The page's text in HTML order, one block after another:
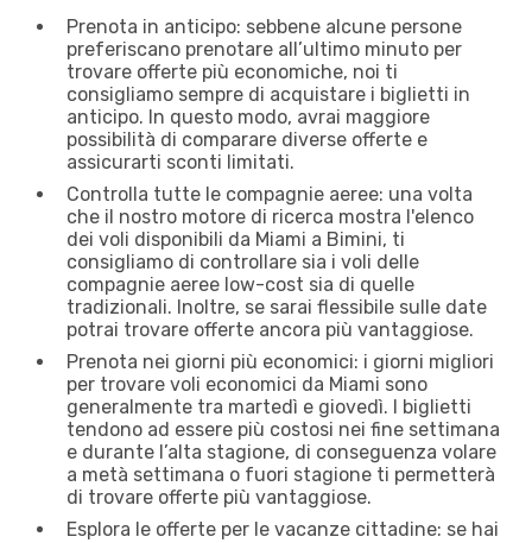
Prenota in anticipo: sebbene alcune persone
preferiscano prenotare all’ultimo minuto per
trovare offerte più economiche, noi ti
consigliamo sempre di acquistare i biglietti in
anticipo. In questo modo, avrai maggiore
possibilità di comparare diverse offerte e
assicurarti sconti limitati.
Controlla tutte le compagnie aeree: una volta
che il nostro motore di ricerca mostra l'elenco
dei voli disponibili da Miami a Bimini, ti
consigliamo di controllare sia i voli delle
compagnie aeree low-cost sia di quelle
tradizionali. Inoltre, se sarai flessibile sulle date
potrai trovare offerte ancora più vantaggiose.
Prenota nei giorni più economici: i giorni migliori
per trovare voli economici da Miami sono
generalmente tra martedì e giovedì. I biglietti
tendono ad essere più costosi nei fine settimana
e durante l’alta stagione, di conseguenza volare
a metà settimana o fuori stagione ti permetterà
di trovare offerte più vantaggiose.
Esplora le offerte per le vacanze cittadine: se hai